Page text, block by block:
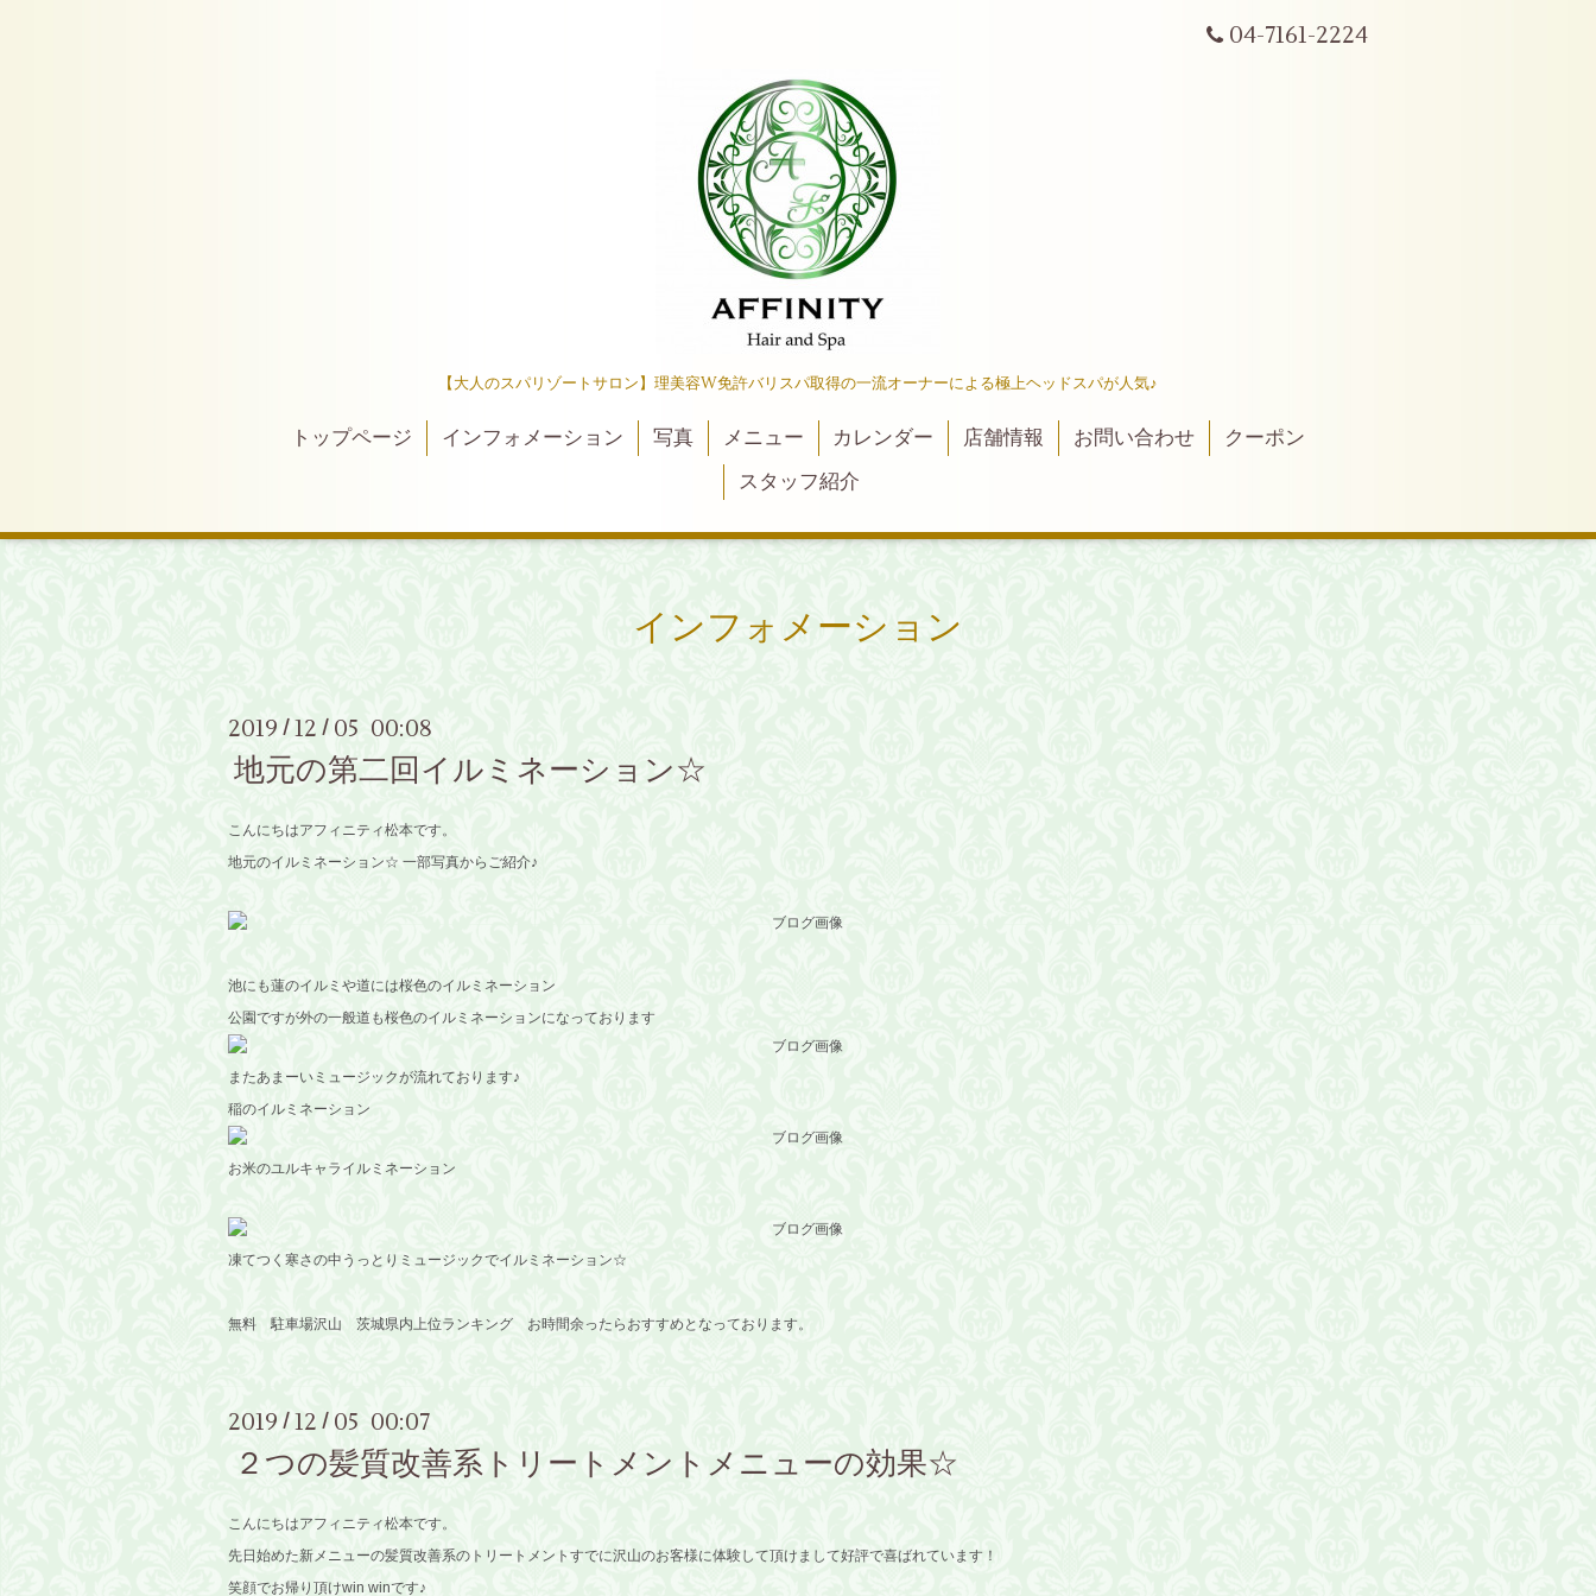
04-7161-2224
【大人のスパリゾートサロン】理美容W免許バリスパ取得の一流オーナーによる極上ヘッドスパが人気♪
トップページ インフォメーション 写真 メニュー カレンダー 店舗情報 お問い合わせ
クーポン
スタッフ紹介
インフォメーション
2019 / 12 / 05 00:08
地元の第二回イルミネーション☆
こんにちはアフィニティ松本です。
地元のイルミネーション☆ 一部写真からご紹介♪
池にも蓮のイルミや道には桜色のイルミネーション
公園ですが外の一般道も桜色のイルミネーションになっております
またあまーいミュージックが流れております♪
稲のイルミネーション
お米のユルキャライルミネーション
凍てつく寒さの中うっとりミュージックでイルミネーション☆
無料 駐車場沢山 茨城県内上位ランキング お時間余ったらおすすめとなっております。
2019 / 12 / 05 00:07
２つの髪質改善系トリートメントメニューの効果☆
こんにちはアフィニティ松本です。
先日始めた新メニューの髪質改善系のトリートメントすでに沢山のお客様に体験して頂けまして好評で喜ばれています！
笑顔でお帰り頂けwin winです♪